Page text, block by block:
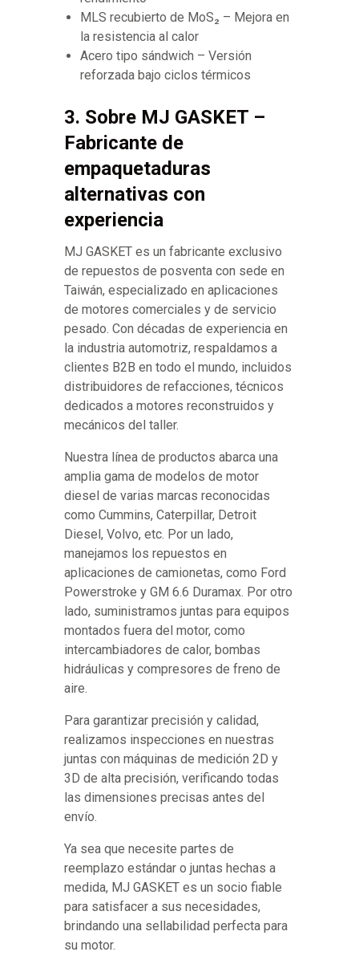
MLS recubierto de MoS₂ – Mejora en
la resistencia al calor
Acero tipo sándwich – Versión
reforzada bajo ciclos térmicos
3. Sobre MJ GASKET –
Fabricante de
empaquetaduras
alternativas con
experiencia
MJ GASKET es un fabricante exclusivo
de repuestos de posventa con sede en
Taiwán, especializado en aplicaciones
de motores comerciales y de servicio
pesado. Con décadas de experiencia en
la industria automotriz, respaldamos a
clientes B2B en todo el mundo, incluidos
distribuidores de refacciones, técnicos
dedicados a motores reconstruidos y
mecánicos del taller.
Nuestra línea de productos abarca una
amplia gama de modelos de motor
diesel de varias marcas reconocidas
como Cummins, Caterpillar, Detroit
Diesel, Volvo, etc. Por un lado,
manejamos los repuestos en
aplicaciones de camionetas, como Ford
Powerstroke y GM 6.6 Duramax. Por otro
lado, suministramos juntas para equipos
montados fuera del motor, como
intercambiadores de calor, bombas
hidráulicas y compresores de freno de
aire.
Para garantizar precisión y calidad,
realizamos inspecciones en nuestras
juntas con máquinas de medición 2D y
3D de alta precisión, verificando todas
las dimensiones precisas antes del
envío.
Ya sea que necesite partes de
reemplazo estándar o juntas hechas a
medida, MJ GASKET es un socio fiable
para satisfacer a sus necesidades,
brindando una sellabilidad perfecta para
su motor.